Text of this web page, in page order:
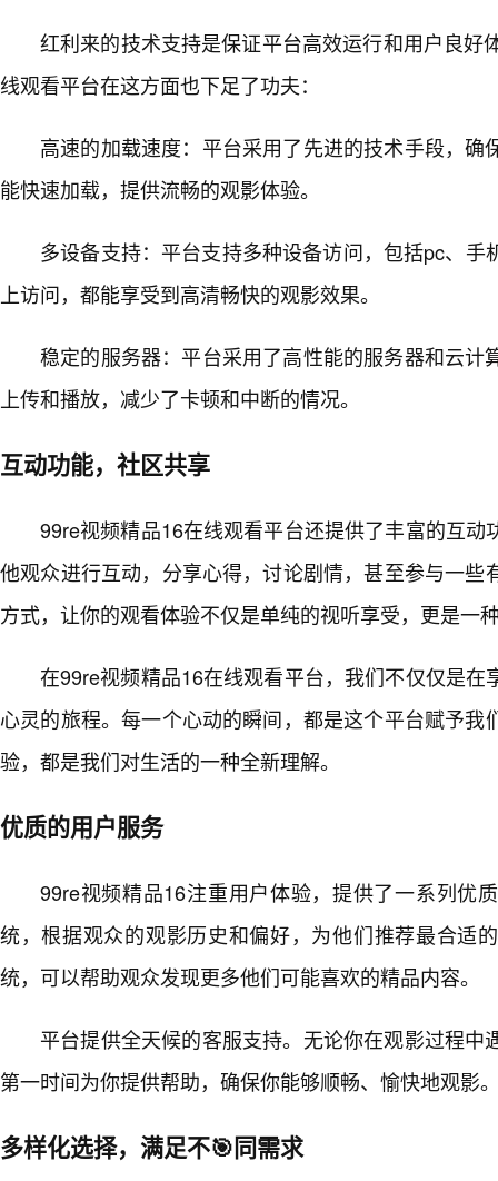
红利来的技术支持是保证平台高效运行和用户良好
线观看平台在这方面也下足了功夫：
高速的加载速度：平台采用了先进的技术手段，确
能快速加载，提供流畅的观影体验。
多设备支持：平台支持多种设备访问，包括pc、手
上访问，都能享受到高清畅快的观影效果。
稳定的服务器：平台采用了高性能的服务器和云计
上传和播放，减少了卡顿和中断的情况。
互动功能，社区共享
99re视频精品16在线观看平台还提供了丰富的互动
他观众进行互动，分享心得，讨论剧情，甚至参与一些
方式，让你的观看体验不仅是单纯的视听享受，更是一
在99re视频精品16在线观看平台，我们不仅仅是在
心灵的旅程。每一个心动的瞬间，都是这个平台赋予我
验，都是我们对生活的一种全新理解。
优质的用户服务
99re视频精品16注重用户体验，提供了一系列优
统，根据观众的观影历史和偏好，为他们推荐最合适
统，可以帮助观众发现更多他们可能喜欢的精品内容。
平台提供全天候的客服支持。无论你在观影过程中
第一时间为你提供帮助，确保你能够顺畅、愉快地观影
多样化选择，满足不🎯同需求